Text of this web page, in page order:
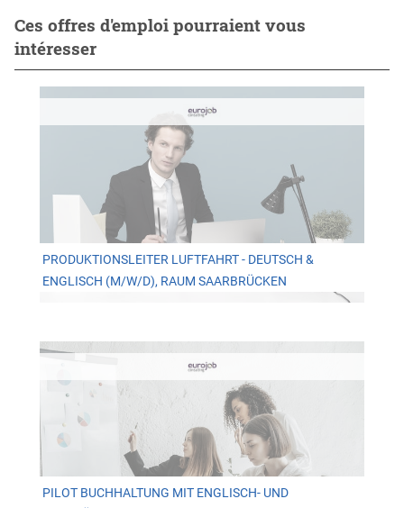
Ces offres d'emploi pourraient vous
intéresser
PRODUKTIONSLEITER LUFTFAHRT - DEUTSCH &
ENGLISCH (M/W/D), RAUM SAARBRÜCKEN
PILOT BUCHHALTUNG MIT ENGLISCH- UND